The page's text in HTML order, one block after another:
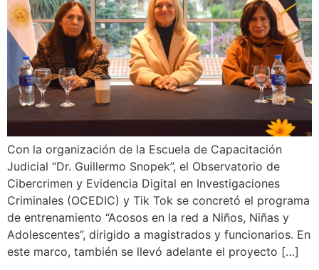
Con la organización de la Escuela de Capacitación
Judicial “Dr. Guillermo Snopek”, el Observatorio de
Cibercrimen y Evidencia Digital en Investigaciones
Criminales (OCEDIC) y Tik Tok se concretó el programa
de entrenamiento “Acosos en la red a Niños, Niñas y
Adolescentes”, dirigido a magistrados y funcionarios. En
este marco, también se llevó adelante el proyecto […]